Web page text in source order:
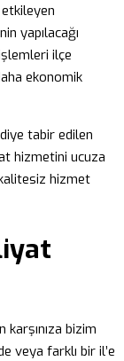
etkileyen
yapılacağı
ilçe
ekonomik
tabir edilen
hizmetini ucuza
hizmet
bizim
veya farklı bir il’e